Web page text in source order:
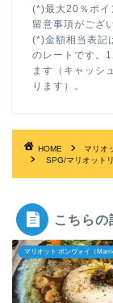
(*)最大20％ポイ
留意事項がござ
(*)金額相当表記
のレートです。
ます（キャッシ
ります）。
HOME
マリオ
SPG/マリオット
こちら
マリオット ボンヴォイ（